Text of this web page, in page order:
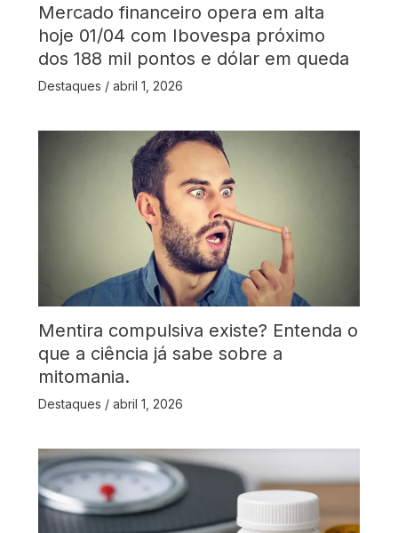
Mercado financeiro opera em alta
hoje 01/04 com Ibovespa próximo
dos 188 mil pontos e dólar em queda
Destaques / abril 1, 2026
Mentira compulsiva existe? Entenda o
que a ciência já sabe sobre a
mitomania.
Destaques / abril 1, 2026